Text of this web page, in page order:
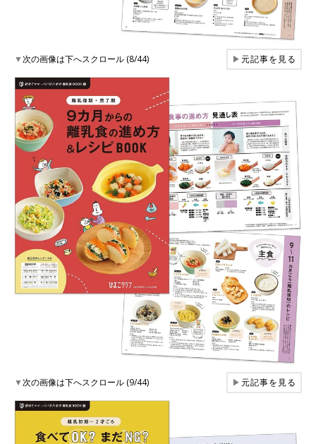
▼次の画像は下へスクロール (8/44) ▶元記事を見る
▼次の画像は下へスクロール (9/44) ▶元記事を見る